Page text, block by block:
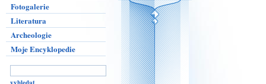
Fotogalerie
Literatura
Archeologie
Moje Encyklopedie